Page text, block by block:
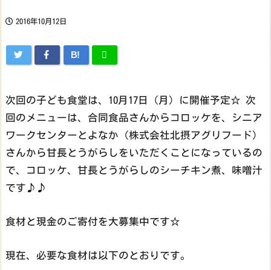
2016年10月12日
B!
次回の子ども食堂は、10月17日（月）に開催予定☆ 次
回のメニューは、合同食品さんからコロッケを、シニア
ワークセンターとよなか（株式会社北摂アグリフード）
さんから甘長とうがらしをいただくことになっているの
で、コロッケ、甘長とうがらしのシーチキン煮、味噌汁
です♪♪
食材と現金のご寄付を大募集中です☆
現在、必要な食材は以下のとおりです。